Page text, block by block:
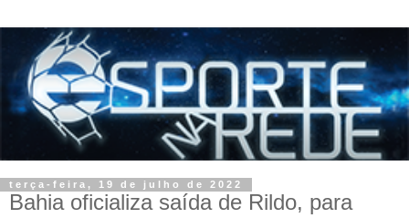
terça-feira, 19 de julho de 2022
Bahia oficializa saída de Rildo, para